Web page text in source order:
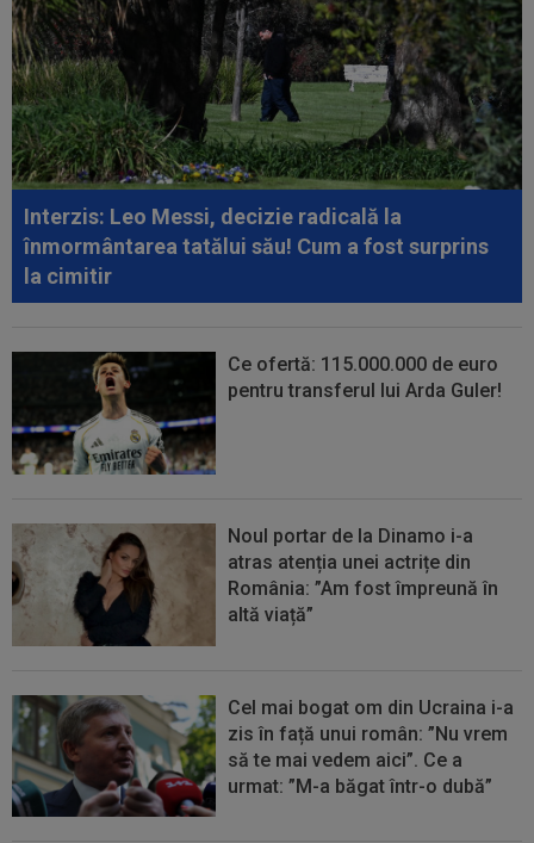
00:51 VIDEO
Au apărut imaginile: Darius Olaru, gol
de autor în Belgia! Comentatorii: "Nu se...
00:49 VIDEO
Au dat lovitura în fieful campioanei! ”E
conform așteptărilor!”
00:36 EXCLUSIV
Reacție categorică, după
Universitatea Craiova - FC Argeș 0-1: "Sunt îngrijorat...
Interzis: Leo Messi, decizie radicală la
înmormântarea tatălui său! Cum a fost surprins
la cimitir
Ce ofertă: 115.000.000 de euro
pentru transferul lui Arda Guler!
Noul portar de la Dinamo i-a
atras atenția unei actrițe din
România: ”Am fost împreună în
altă viață”
Cel mai bogat om din Ucraina i-a
zis în față unui român: ”Nu vrem
să te mai vedem aici”. Ce a
urmat: ”M-a băgat într-o dubă”